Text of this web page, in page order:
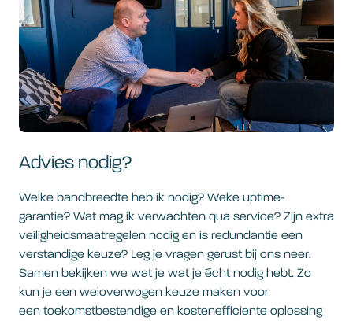
Advies nodig?
Welke bandbreedte heb ik nodig? Weke uptime-
garantie? Wat mag ik verwachten qua service? Zijn extra
veiligheidsmaatregelen nodig en is redundantie een
verstandige keuze? Leg je vragen gerust bij ons neer.
Samen bekijken we wat je wat je écht nodig hebt. Zo
kun je een weloverwogen keuze maken voor
een toekomstbestendige en kostenefficiente oplossing